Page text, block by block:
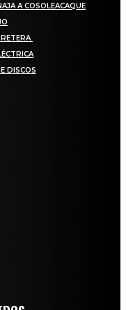
A COSOLEACAQUE
DISCOS